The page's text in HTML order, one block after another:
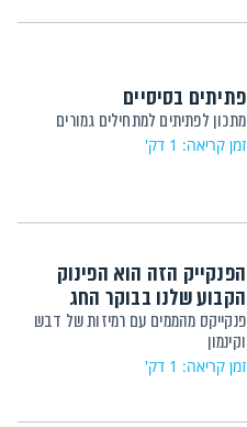
פתיתים בסיסיים
מתכון לפתיתים למתחילים גמורים
זמן קריאה: 1 דק'
הפנקייק הזה הוא הפינוק
הקבוע שלנו בבוקר החג
פנקייקס מהממים עם רמיזות של דבש
וקינמון
זמן קריאה: 1 דק'